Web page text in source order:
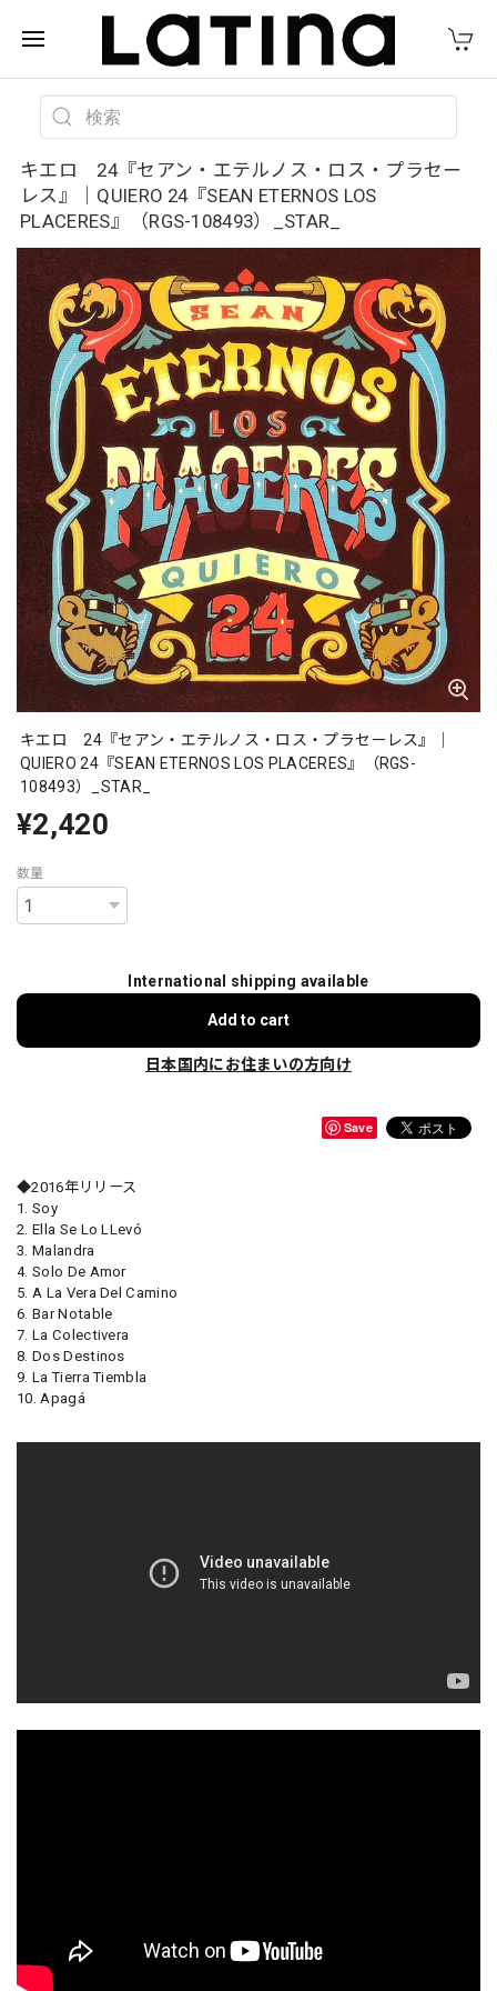
キエロ 24『セアン・エテルノス・ロス・プラセー
レス』｜QUIERO 24『SEAN ETERNOS LOS
PLACERES』（RGS-108493）_STAR_
キエロ 24『セアン・エテルノス・ロス・プラセーレス』｜
QUIERO 24『SEAN ETERNOS LOS PLACERES』（RGS-
108493）_STAR_
¥2,420
数量
International shipping available
Add to cart
日本国内にお住まいの方向け
Save
◆2016年リリース
1. Soy
2. Ella Se Lo LLevó
3. Malandra
4. Solo De Amor
5. A La Vera Del Camino
6. Bar Notable
7. La Colectivera
8. Dos Destinos
9. La Tierra Tiembla
10. Apagá